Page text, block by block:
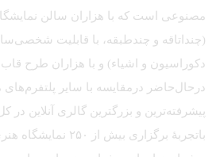
مصنوعی است که با هزاران سالن
(چنداتاقه و چندطبقه، با قابلیت
دکوراسیون و اشیاء) و با هزاران طرح
درحال‌حاضر درمقایسه با سایر پلتفرم‌های
پیشرفته‌ترین و بزرگترین گالری آنلاین
باتجربهٔ برگزاری بیش